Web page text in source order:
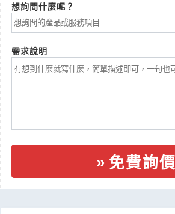
想詢問什麼呢？
需求說明
免費詢價